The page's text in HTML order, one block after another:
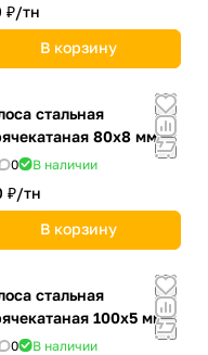
₽/тн
В корзину
стальная
80х8 мм
0 В наличии
₽/тн
В корзину
стальная
100х5 мм
0 В наличии